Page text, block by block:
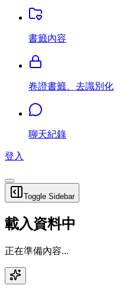
書籤內容
卷證書籤、去識別化
聊天紀錄
登入
Toggle Sidebar
載入資料中
正在準備內容...